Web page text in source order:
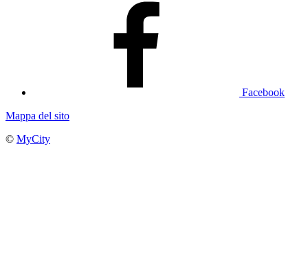
Facebook
Mappa del sito
© MyCity